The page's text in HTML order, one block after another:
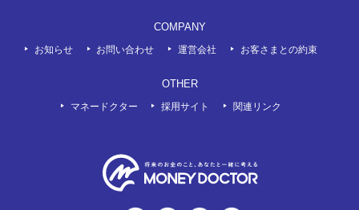
COMPANY
お知らせ お問い合わせ 運営会社 お客さまとの約束
OTHER
マネードクター 採用サイト 関連リンク